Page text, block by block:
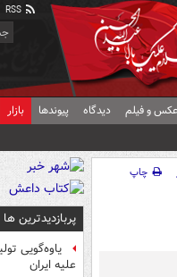
عکس و فیلم دیدگاه پیوندها بازار
چاپ
پربازدیدترین ها
یاوه‌گویی
علیه ایران